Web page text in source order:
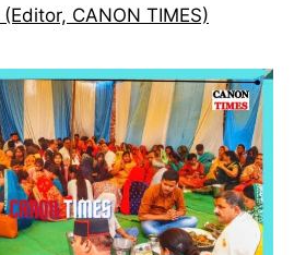
CANON TIMES)